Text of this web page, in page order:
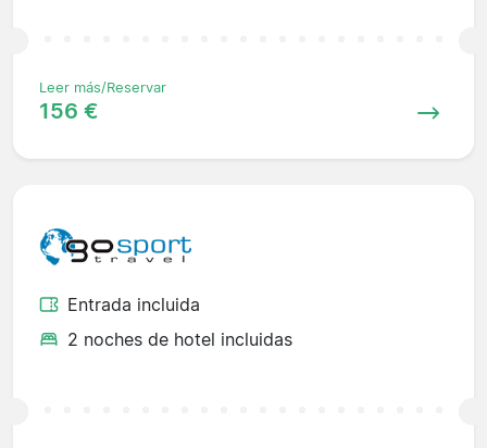
Leer más/Reservar
156 €
Entrada incluida
2 noches de hotel incluidas